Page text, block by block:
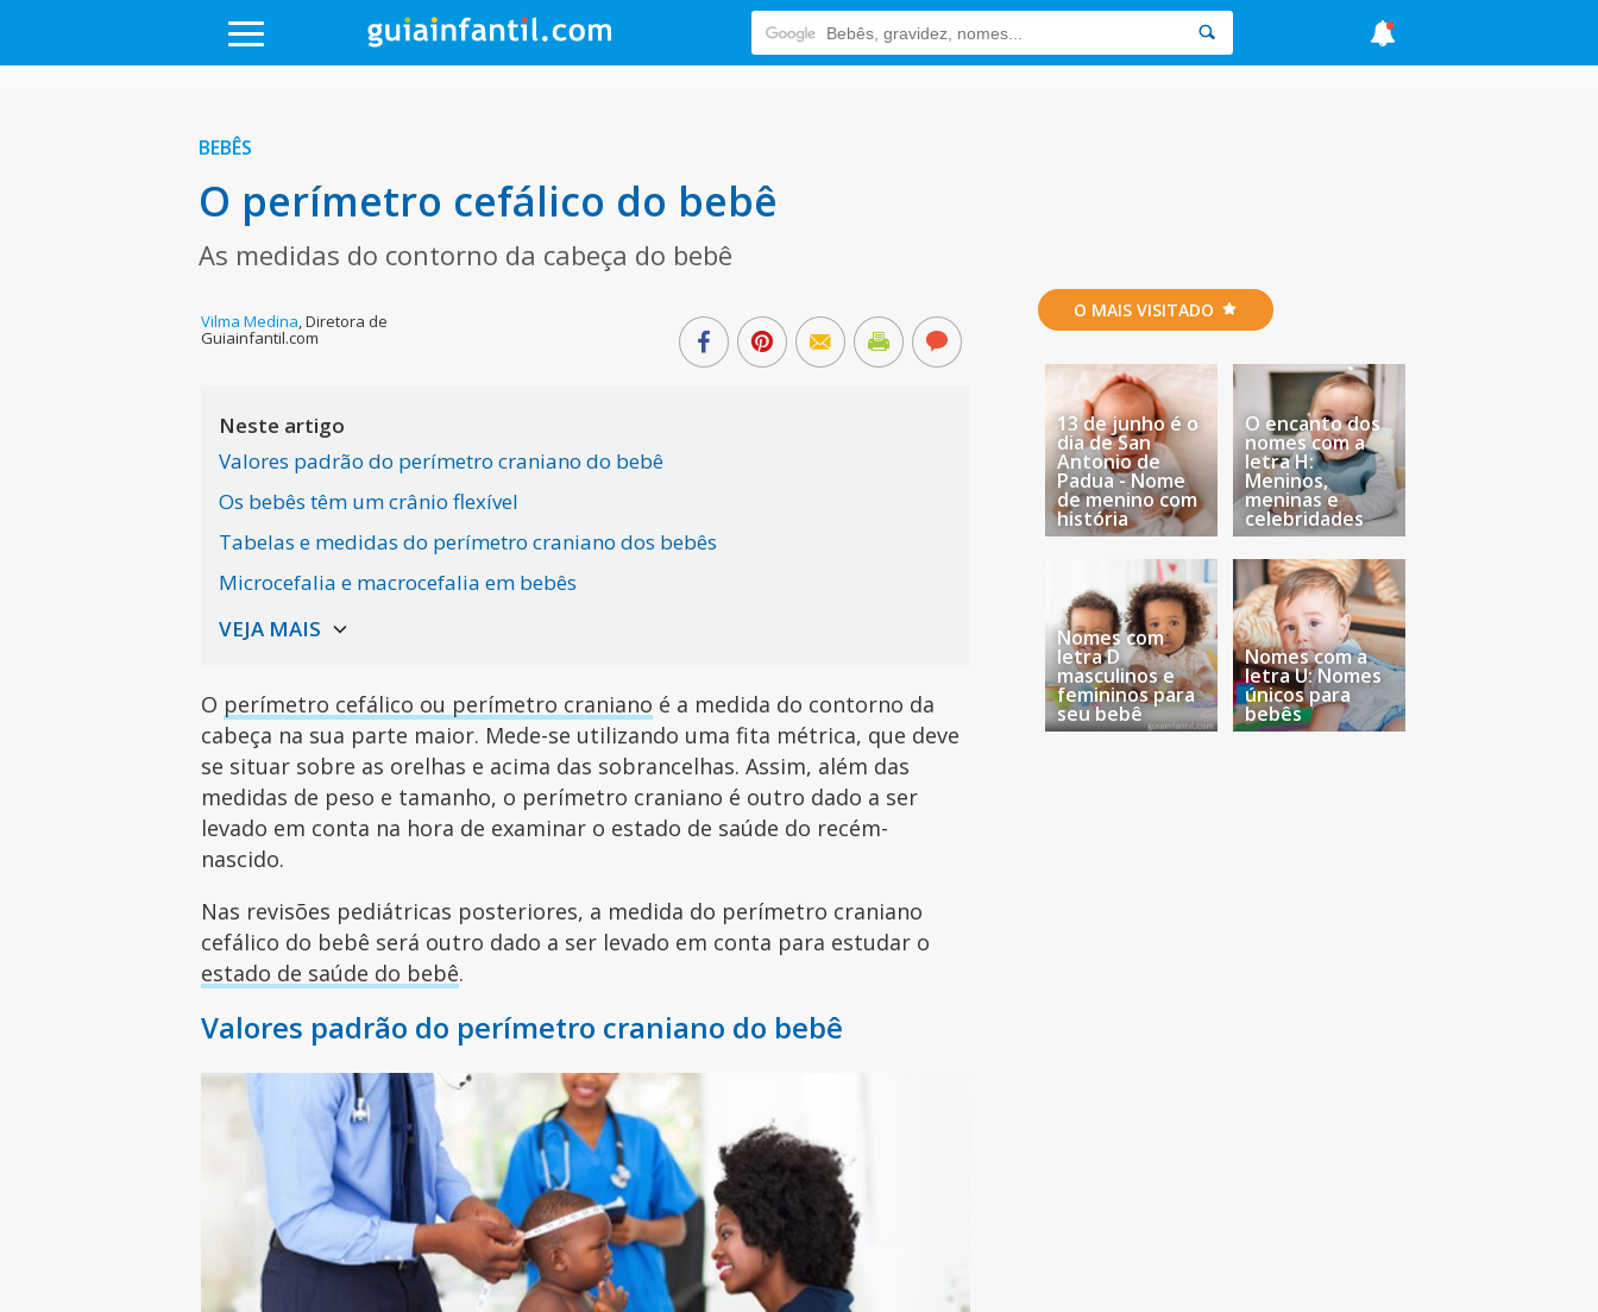
BEBÊS
O perímetro cefálico do bebê
As medidas do contorno da cabeça do bebê
Vilma Medina,Diretora de
Guiainfantil.com
Neste artigo
Valores padrão do perímetro craniano do bebê
Os bebês têm um crânio flexível
Tabelas e medidas do perímetro craniano dos bebês
Microcefalia e macrocefalia em bebês
O perímetro cefálico ou perímetro craniano é a medida do contorno da
cabeça na sua parte maior. Mede-se utilizando uma fita métrica, que deve
se situar sobre as orelhas e acima das sobrancelhas. Assim, além das
medidas de peso e tamanho, o perímetro craniano é outro dado a ser
levado em conta na hora de examinar o estado de saúde do recém-
nascido.
Nas revisões pediátricas posteriores, a medida do perímetro craniano
cefálico do bebê será outro dado a ser levado em conta para estudar o
estado de saúde do bebê.
Valores padrão do perímetro craniano do bebê
O MAIS VISITADO
13 de junho é o
dia de San
Antonio de
Padua - Nome
de menino com
história
O encanto dos
nomes com a
letra H:
Meninos,
meninas e
celebridades
Nomes com
letra D
masculinos e
femininos para
seu bebê
Nomes com a
letra U: Nomes
únicos para
bebês